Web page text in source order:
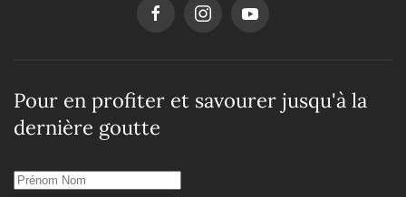
Pour en profiter et savourer jusqu'à la
dernière goutte